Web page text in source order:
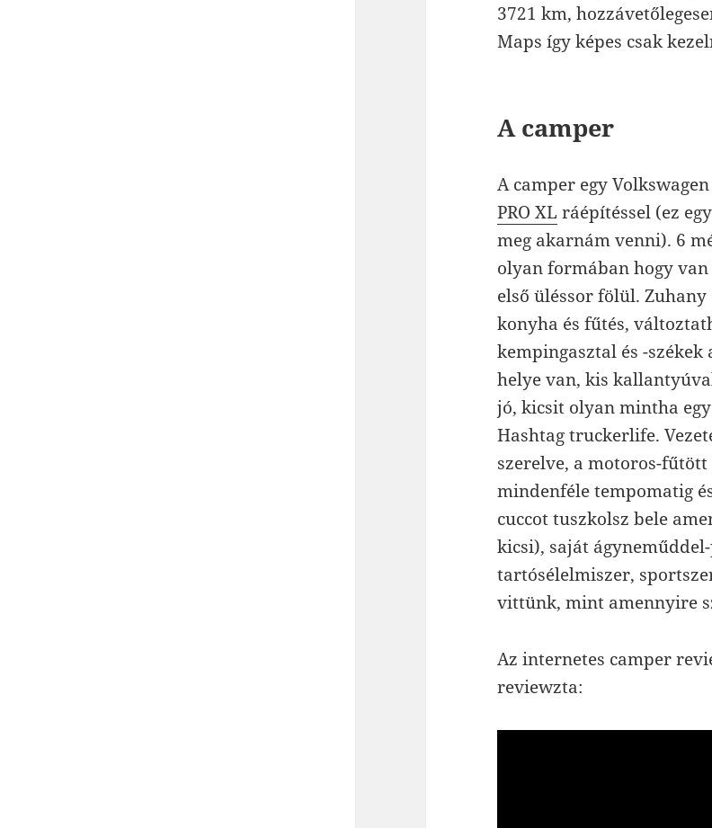
3721 km,
Maps így képes csak
A camper
A camper egy
PRO XL ráépítéssel (ez
meg akarnám venni). 6
olyan formában hogy
első üléssor fölül.
konyha és fűtés,
kempingasztal és -
helye van, kis
jó, kicsit olyan mintha
Hashtag truckerlife.
szerelve, a motoros-
mindenféle tempomatig
cuccot tuszkolsz bele
kicsi), saját
tartósélelmiszer,
vittünk, mint amennyire
Az internetes camper
reviewzta: